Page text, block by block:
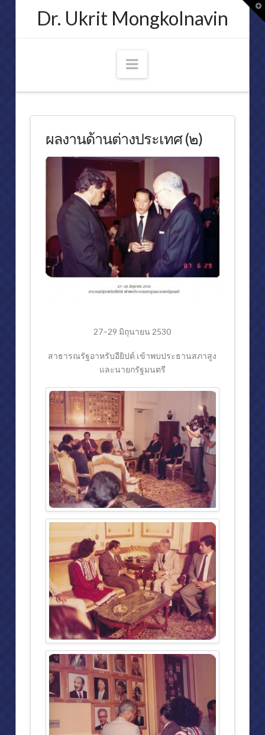
Dr. Ukrit Mongkolnavin
Navigation
ความเชื่อมั่นของข้าพเจ้า
ประกาศนียบัตรเครื่องราชอิสริยาภรณ์และเหรียญสดุดี
คำกราบบังคมทูลประกาศเกียรติคุณ
คณบดีคณะนิติศาสตร์ จุฬาลงกรณ์มหาวิทยาลัย
การเมือง
พระอัจฉริยภาพทางกฎหมายของพระบาทสมเด็จพระปรมินทรมหาภูมิพล
รัฐพิธีเปิดสมัยประชุมสามัญประจำปีสมัยแรกของรัฐสภา ๔ สิงหาคม ๒๕๒
ราชกิจจานุเบกษา
สรุปงานด้านรัฐสภา
สภาปฏิรูปการปกครองแผ่นดิน ๒๕๒๐
การประชุมสหภาพรัฐสภา ครั้งที่ ๗๘
ผลงานด้านต่างประเทศ
ผลงานด้านต่างประเทศ (๒)
รายนามนายกรัฐมนตรี,ประธานรัฐสภาและประธานศาลฎีกา
การดำรงตำแหน่งสำคัญ
สมเด็จพระเทพฯเสด็จสำนักกฎหมาย
“พระองค์ภา” ทรงฝึกงานทนายความ
ประวัติการก่อตั้งสำนักกฎหมาย
การสัมมนาทางวิชาการ
งาน “แนะนำสารานุกรมกฎหมายแพ่งและพาณิชย์” ฯลฯ
บุคคลสำคัญเยือนสำนักงาน
สังคมสงเคราะห์
ผลงานด้านต่างประเทศ (๒)
27–29 มิถุนายน 2530
สาธารณรัฐอาหรับอียิปต์ เข้าพบประธานสภาสูง
และนายกรัฐมนตรี